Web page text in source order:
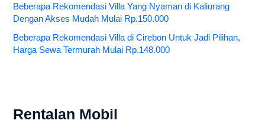
Beberapa Rekomendasi Villa Yang Nyaman di Kaliurang
Dengan Akses Mudah Mulai Rp.150.000
Beberapa Rekomendasi Villa di Cirebon Untuk Jadi Pilihan,
Harga Sewa Termurah Mulai Rp.148.000
Rentalan Mobil